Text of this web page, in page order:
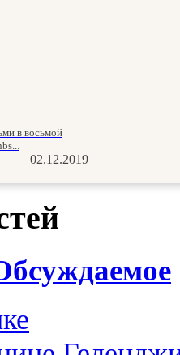
в восьмой
02.12.2019